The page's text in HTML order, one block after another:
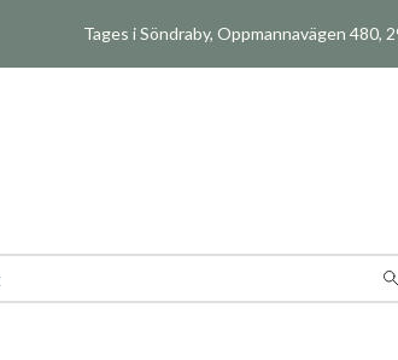
Tages i Söndraby, Oppmannavägen 480,